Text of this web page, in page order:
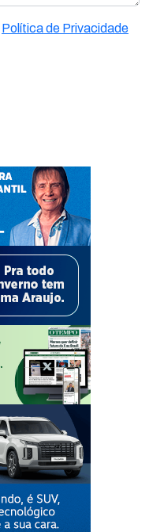
Política de Privacidade